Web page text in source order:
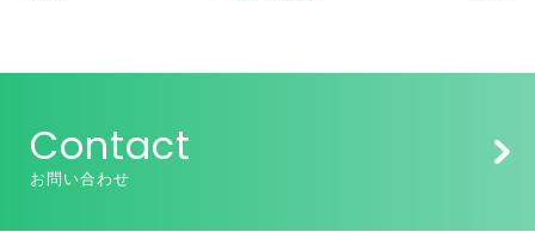
Contact
お問い合わせ